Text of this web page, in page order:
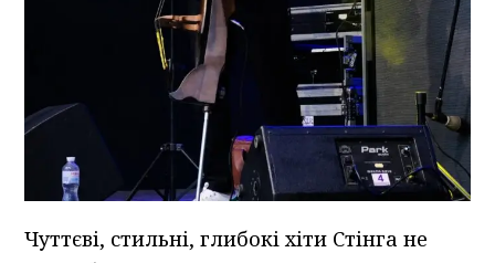
Чуттєві, стильні, глибокі хіти Стінга не